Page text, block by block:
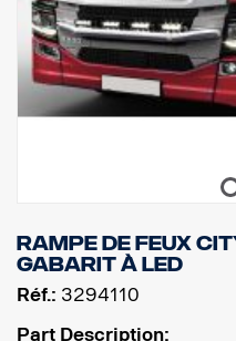
Rampe de feux
gabarit à LED
Réf.: 3294110
Part Description: